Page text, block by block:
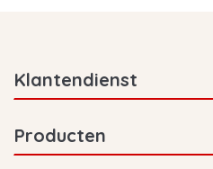
Klantendienst
Producten